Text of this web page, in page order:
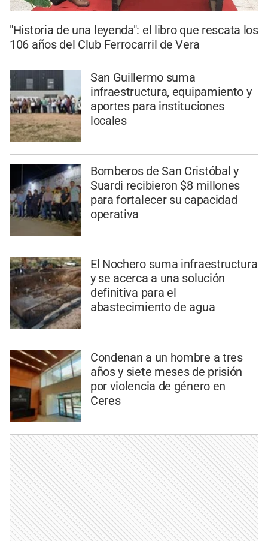
"Historia de una leyenda": el libro que rescata los
106 años del Club Ferrocarril de Vera
San Guillermo suma
infraestructura, equipamiento y
aportes para instituciones
locales
Bomberos de San Cristóbal y
Suardi recibieron $8 millones
para fortalecer su capacidad
operativa
El Nochero suma infraestructura
y se acerca a una solución
definitiva para el
abastecimiento de agua
Condenan a un hombre a tres
años y siete meses de prisión
por violencia de género en
Ceres